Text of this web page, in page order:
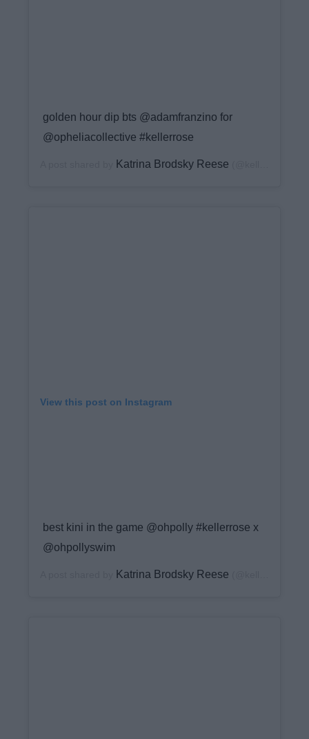
golden hour dip bts @adamfranzino for
@opheliacollective #kellerrose
Katrina Brodsky Reese
View this post on Instagram
best kini in the game @ohpolly #kellerrose x
@ohpollyswim
Katrina Brodsky Reese